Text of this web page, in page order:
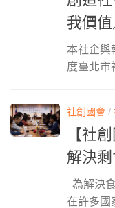
我價
本社企與
度臺北市
社創國會 /
【社
解決
為解決
在許多國